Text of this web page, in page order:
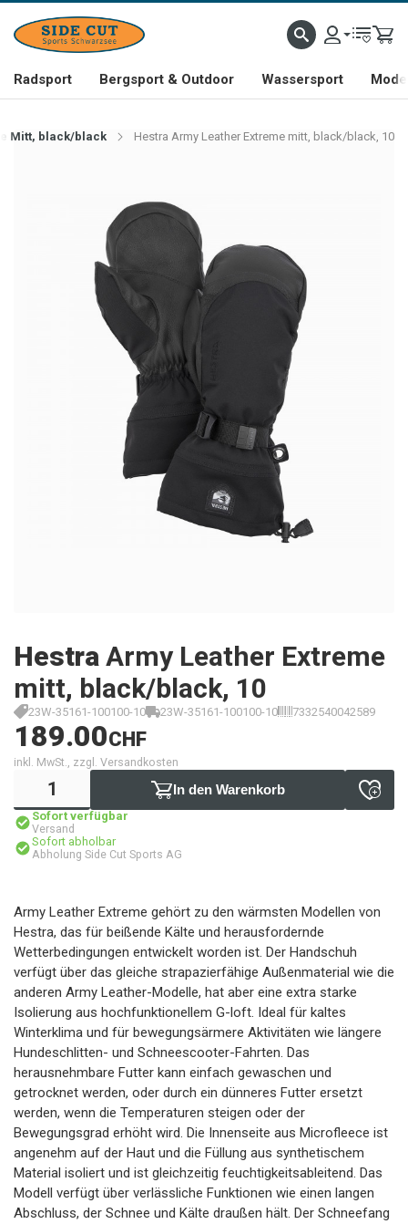
Radsport Bergsport & Outdoor Wassersport
Mitt, black/black Hestra Army Leather Extreme mitt, black/black, 10
Hestra Army Leather Extreme
mitt, black/black, 10
23W-35161-100100-10 23W-35161-100100-10 7332540042589
189.00CHF
inkl. MwSt., zzgl. Versandkosten
In den Warenkorb
Sofort verfügbar
Versand
Sofort abholbar
Abholung Side Cut Sports AG
Army Leather Extreme gehört zu den wärmsten Modellen von
Hestra, das für beißende Kälte und herausfordernde
Wetterbedingungen entwickelt worden ist. Der Handschuh
verfügt über das gleiche strapazierfähige Außenmaterial wie die
anderen Army Leather-Modelle, hat aber eine extra starke
Isolierung aus hochfunktionellem G-loft. Ideal für kaltes
Winterklima und für bewegungsärmere Aktivitäten wie längere
Hundeschlitten- und Schneescooter-Fahrten. Das
herausnehmbare Futter kann einfach gewaschen und
getrocknet werden, oder durch ein dünneres Futter ersetzt
werden, wenn die Temperaturen steigen oder der
Bewegungsgrad erhöht wird. Die Innenseite aus Microfleece ist
angenehm auf der Haut und die Füllung aus synthetischem
Material isoliert und ist gleichzeitig feuchtigkeitsableitend. Das
Modell verfügt über verlässliche Funktionen wie einen langen
Abschluss, der Schnee und Kälte draußen hält. Der Schneefang